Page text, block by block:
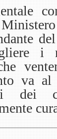
va
dei